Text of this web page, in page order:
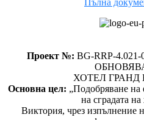
Пълна
Проект №: BG-RRP-
ХОТЕЛ ГРАНД
Основна цел: „Подобряване на
на сградата
Виктория, чрез изпълнение